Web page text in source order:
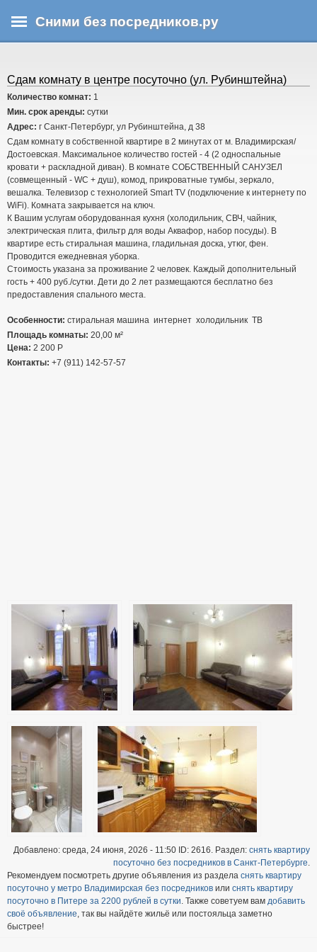
к
основному
Сними без посредников.ру
Сдам комнату в центре посуточно (ул. Рубинштейна)
Количество комнат: 1
Мин. срок аренды: сутки
Адрес: г Санкт-Петербург, ул Рубинштейна, д 38
Сдам комнату в собственной квартире в 2 минутах от м. Владимирская/
Достоевская. Максимальное количество гостей - 4 (2 односпальные
кровати + раскладной диван). В комнате СОБСТВЕННЫЙ САНУЗЕЛ
(совмещенный - WC + душ), комод, прикроватные тумбы, зеркало,
вешалка. Телевизор с технологией Smart TV (подключение к интернету по
WiFi). Комната закрывается на ключ.
К Вашим услугам оборудованная кухня (холодильник, СВЧ, чайник,
электрическая плита, фильтр для воды Аквафор, набор посуды). В
квартире есть стиральная машина, гладильная доска, утюг, фен.
Проводится ежедневная уборка.
Стоимость указана за проживание 2 человек. Каждый дополнительный
гость + 400 руб./сутки. Дети до 2 лет размещаются бесплатно без
предоставления спального места.
Особенности: стиральная машина интернет холодильник ТВ
Площадь комнаты: 20,00 м²
Цена: 2 200 Р
Контакты: +7 (911) 142-57-57
Добавлено: среда, 24 июня, 2026 - 11:50 ID: 2616. Раздел: снять квартиру
посуточно без посредников в Санкт-Петербурге.
Рекомендуем посмотреть другие объявления из раздела снять квартиру
посуточно у метро Владимирская без посредников или снять квартиру
посуточно в Питере за 2200 рублей в сутки. Также советуем вам добавить
своё объявление, так вы найдёте жильё или постояльца заметно
быстрее!